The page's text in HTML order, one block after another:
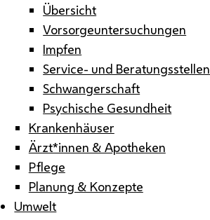
Übersicht
Vorsorgeuntersuchungen
Impfen
Service- und Beratungsstellen
Schwangerschaft
Psychische Gesundheit
Krankenhäuser
Ärzt*innen & Apotheken
Pflege
Planung & Konzepte
Umwelt